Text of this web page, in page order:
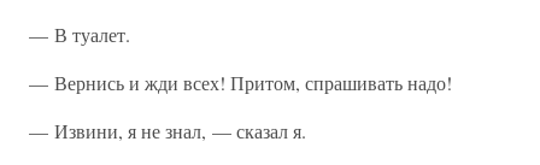
— В туалет.
— Вернись и жди всех! Притом, спрашивать надо!
— Извини, я не знал, — сказал я.